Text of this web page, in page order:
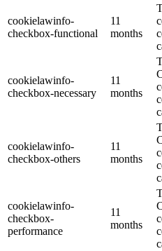
cookielawinfo-
checkbox-functional
11
months
cookielawinfo-
checkbox-necessary
11
months
cookielawinfo-
checkbox-others
11
months
cookielawinfo-
checkbox-
performance
11
months